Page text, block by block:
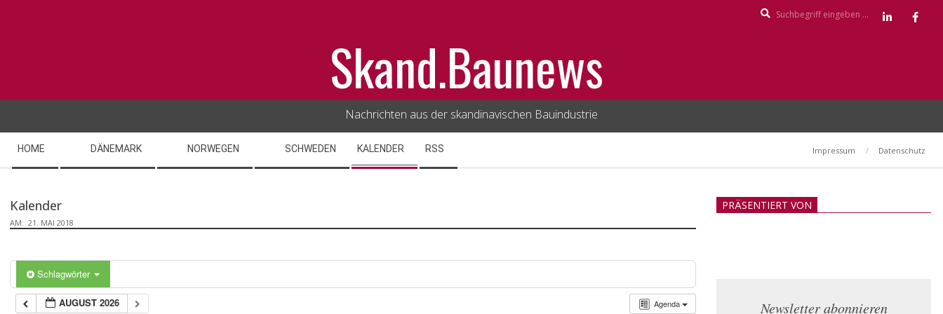
Skand.Baunews
Nachrichten aus der skandinavischen Bauindustrie
Navigation
Menu
HOME DÄNEMARK NORWEGEN SCHWEDEN KALENDER RSS Impressum Datenschutz
Kalender
AM: 21. MAI 2018
Schlagwörter
Agenda
AUGUST 2026
PRÄSENTIERT VON
Newsletter abonnieren